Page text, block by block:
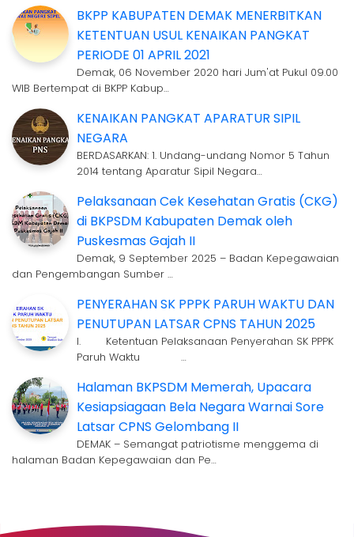
BKPP KABUPATEN DEMAK MENERBITKAN
KETENTUAN USUL KENAIKAN PANGKAT
PERIODE 01 APRIL 2021
Demak, 06 November 2020 hari Jum'at Pukul 09.00
WIB Bertempat di BKPP Kabup…
KENAIKAN PANGKAT APARATUR SIPIL
NEGARA
BERDASARKAN: 1. Undang-undang Nomor 5 Tahun
2014 tentang Aparatur Sipil Negara…
Pelaksanaan Cek Kesehatan Gratis (CKG)
di BKPSDM Kabupaten Demak oleh
Puskesmas Gajah II
Demak, 9 September 2025 – Badan Kepegawaian
dan Pengembangan Sumber …
PENYERAHAN SK PPPK PARUH WAKTU DAN
PENUTUPAN LATSAR CPNS TAHUN 2025
I. Ketentuan Pelaksanaan Penyerahan SK PPPK
Paruh Waktu …
Halaman BKPSDM Memerah, Upacara
Kesiapsiagaan Bela Negara Warnai Sore
Latsar CPNS Gelombang II
DEMAK – Semangat patriotisme menggema di
halaman Badan Kepegawaian dan Pe…